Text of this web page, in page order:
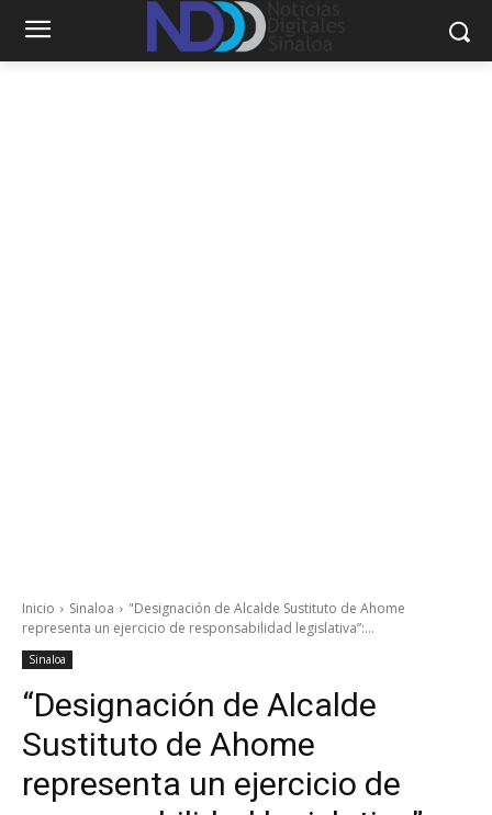
Inicio Sinaloa
"Designación de Alcalde Sustituto de Ahome
representa un ejercicio de responsabilidad legislativa”:...
Sinaloa
“Designación de Alcalde
Sustituto de Ahome
representa un ejercicio de